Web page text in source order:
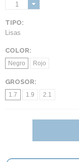
1
TIPO:
Lisas
COLOR:
Negro Rojo
GROSOR:
1.7 1.9 2.1